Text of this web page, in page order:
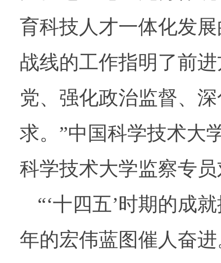
育科技人才一体化发
战线的工作指明了前
党、强化政治监督、
求。”中国科学技术大
科学技术大学监察专
“‘十四五’时期的成
年的宏伟蓝图催人奋